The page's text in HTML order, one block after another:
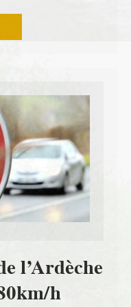
l’Ardèche
h